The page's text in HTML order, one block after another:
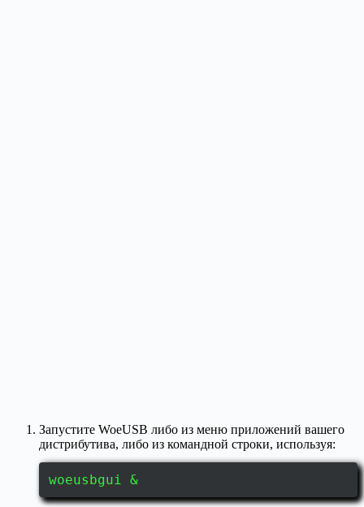
Запустите WoeUSB либо из меню приложений вашего
дистрибутива, либо из командной строки, используя:
woeusbgui &